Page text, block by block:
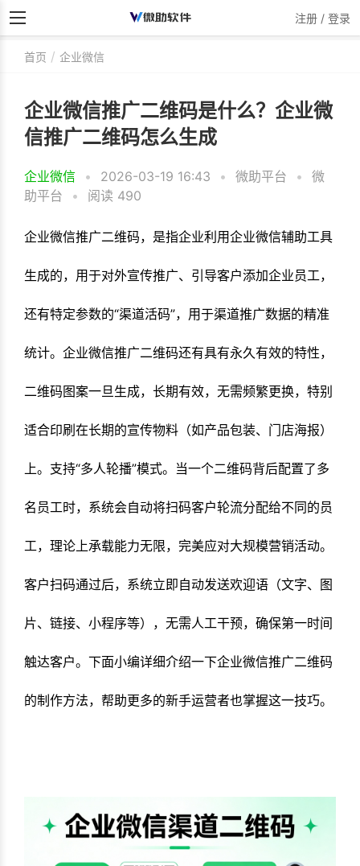
注册 / 登录
首页 企业微信
企业微信推广二维码是什么？企业微
信推广二维码怎么生成
企业微信 • 2026-03-19 16:43 • 微助平台 •
微
助平台
• 阅读 490
企业微信推广二维码，是指企业利用企业微信辅助工具
生成的，用于对外宣传推广、引导客户添加企业员工，
还有特定参数的“渠道活码”，用于渠道推广数据的精准
统计。企业微信推广二维码还有具有永久有效的特性，
二维码图案一旦生成，长期有效，无需频繁更换，特别
适合印刷在长期的宣传物料（如产品包装、门店海报）
上。支持“多人轮播”模式。当一个二维码背后配置了多
名员工时，系统会自动将扫码客户轮流分配给不同的员
工，理论上承载能力无限，完美应对大规模营销活动。
客户扫码通过后，系统立即自动发送欢迎语（文字、图
片、链接、小程序等），无需人工干预，确保第一时间
触达客户。下面小编详细介绍一下企业微信推广二维码
的制作方法，帮助更多的新手运营者也掌握这一技巧。